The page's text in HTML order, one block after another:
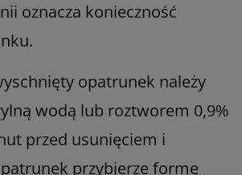
oznacza konieczność
opatrunek należy
wodą lub roztworem 0,9%
przed usunięciem i
przybierze formę